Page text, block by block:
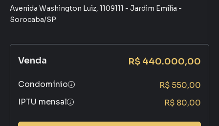
Avenida Washington Luiz, 1109111 - Jardim Emília -
Sorocaba/SP
Venda R$ 440.000,00
Condomínio
R$ 550,00
IPTU mensal
R$ 80,00